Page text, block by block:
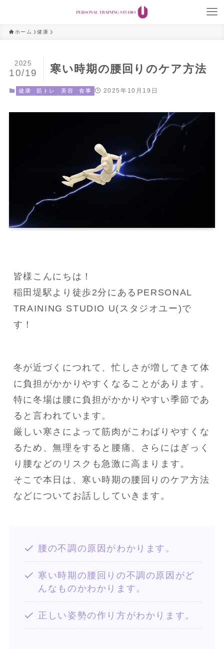
ホーム 健康
寒い時期の腰回りのケア方法
2025
10/19
健康 筋トレ 美容 食事 2025年10月19日
皆様こんにちは！
稲田堤駅より徒歩2分にあるPERSONAL
TRAINING STUDIO U(スタジオユー)で
す！
冬が近づくにつれて、忙しさが増してきて体
に負担がかかりやすくなることがあります。
特に冬場は腰に負担がかかりやすい季節であ
ると言われています。
厳しい寒さによって筋肉がこわばりやすくな
るため、無理をすると腰痛、さらにはぎっく
り腰などのリスクも急激に高まります。
そこで本日は、寒い時期の腰回りのケア方法
などについてお話ししていきます。
腰の不調の原因がわかります。
寒い時期の腰回りの不調の原因がど
んなものかわかります。
正しい姿勢の作り方がわかります。